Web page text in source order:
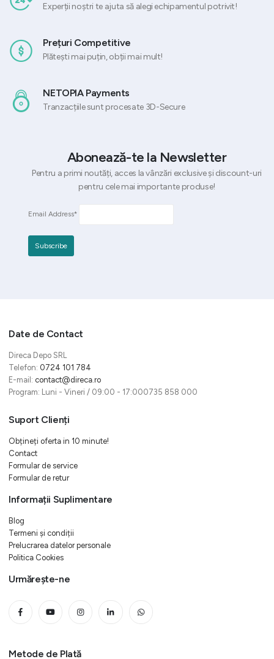
Experții noștri te ajuta să alegi echipamentul potrivit!
Prețuri Competitive
Plătești mai puțin, obții mai mult!
NETOPIA Payments
Tranzacțiile sunt procesate 3D-Secure
Abonează-te la Newsletter
Pentru a primi noutăți, acces la vânzări exclusive și discount-uri
pentru cele mai importante produse!
Email Address*
Date de Contact
Direca Depo SRL
Telefon: 0724 101 784
E-mail: contact@direca.ro
Program: Luni - Vineri / 09:00 - 17:000735 858 000
Suport Clienți
Obțineți oferta in 10 minute!
Contact
Formular de service
Formular de retur
Informații Suplimentare
Blog
Termeni și condiții
Prelucrarea datelor personale
Politica Cookies
Urmărește-ne
Metode de Plată